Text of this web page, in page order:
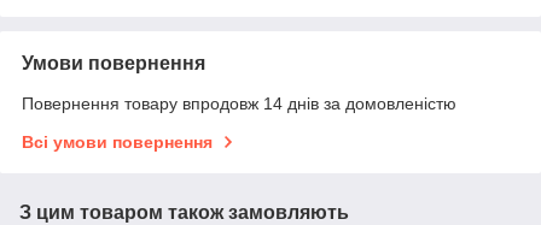
Умови повернення
Повернення товару впродовж 14 днів за домовленістю
Всі умови повернення
З цим товаром також замовляють